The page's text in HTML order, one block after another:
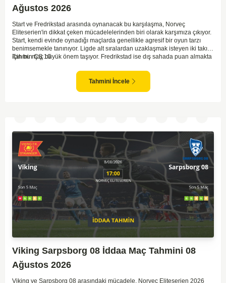
Ağustos 2026
Start ve Fredrikstad arasında oynanacak bu karşılaşma, Norveç
Eliteserien'in dikkat çeken mücadelelerinden biri olarak karşımıza çıkıyor.
Start, kendi evinde oynadığı maçlarda genellikle agresif bir oyun tarzı
benimsemekle tanınıyor. Ligde alt sıralardan uzaklaşmak isteyen iki takım
için bu maç büyük önem taşıyor. Fredrikstad ise dış sahada puan almakta
mücadelede zorluk çıkartabilir. Maçın temposunun yüksek olacağını ve
her iki takımın da sonuca gitmeye odaklanacağını düşünüyorum.
Tahmin ÇŞ 10
Tahmini İncele
Viking Sarpsborg 08 İddaa Maç Tahmini 08
Ağustos 2026
Viking ve Sarpsborg 08 arasındaki mücadele, Norveç Eliteserien 2026